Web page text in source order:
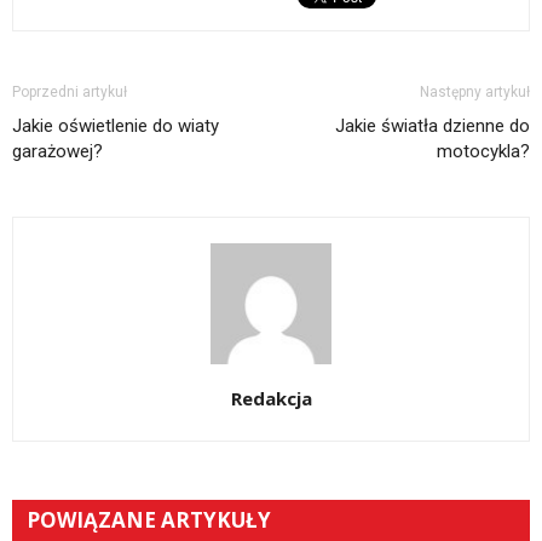
Poprzedni artykuł
Jakie oświetlenie do wiaty
garażowej?
Następny artykuł
Jakie światła dzienne do
motocykla?
Redakcja
POWIĄZANE ARTYKUŁY